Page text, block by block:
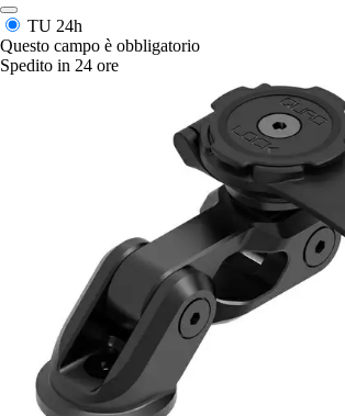
TU 24h
Questo campo è obbligatorio
Spedito in 24 ore